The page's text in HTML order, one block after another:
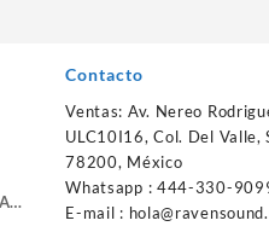
Contacto
Ventas: Av. Nereo
ULC10I16, Col. Del Valle,
78200, México
Whatsapp : 444-330-
E-mail :